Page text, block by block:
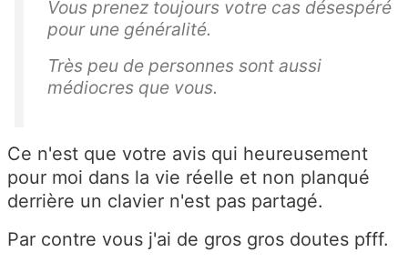
Vous prenez toujours votre cas désespéré
pour une généralité.
Très peu de personnes sont aussi
médiocres que vous.
Ce n'est que votre avis qui heureusement
pour moi dans la vie réelle et non planqué
derrière un clavier n'est pas partagé.
Par contre vous j'ai de gros gros doutes pfff.